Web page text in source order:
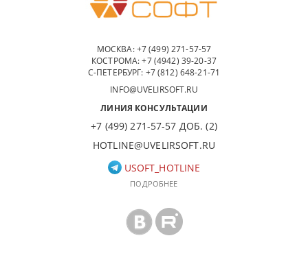
ЛИНИЯ КОНСУЛЬТАЦИИ
+7 (499) 271-57-57 ДОБ. (2)
HOTLINE@UVELIRSOFT.RU
USOFT_HOTLINE
ПОДРОБНЕЕ
МОСКВА:+7 (499) 271-57-57
КОСТРОМА:+7 (4942) 39-20-37
С-ПЕТЕРБУРГ: +7 (812) 648-21-71
INFO@UVELIRSOFT.RU